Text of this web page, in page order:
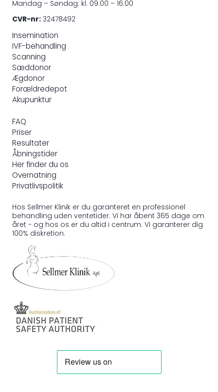
Mandag – Søndag: kl. 09.00 – 16.00
CVR-nr: 32478492
Insemination
IVF-behandling
Scanning
Sæddonor
Ægdonor
Forældredepot
Akupunktur
FAQ
Priser
Resultater
Åbningstider
Her finder du os
Overnatning
Privatlivspolitik
Hos Sellmer Klinik er du garanteret en professionel
behandling uden ventetider. Vi har åbent 365 dage om
året - og hos os er du altid i centrum. Vi garanterer dig
100% diskretion.